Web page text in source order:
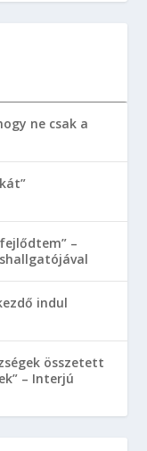
ne csak a
–
indul
összetett
– Interjú